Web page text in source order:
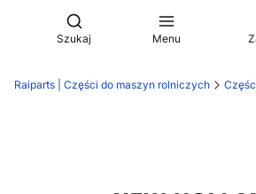
Otwórz wyszukiwarkę
Szukaj Menu
Raiparts | Części do maszyn rolniczych